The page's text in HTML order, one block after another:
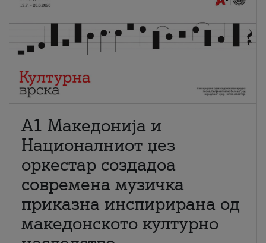
А1 Македонија и
Националниот џез
оркестар создадоа
современа музичка
приказна инспирирана од
македонското културно